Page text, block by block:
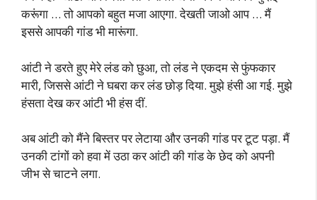
करूंगा … तो आपको बहुत मजा आएगा. देखती जाओ आप … मैं
इससे आपकी गांड भी मारूंगा.
आंटी ने डरते हुए मेरे लंड को छुआ, तो लंड ने एकदम से फुंफकार
मारी, जिससे आंटी ने घबरा कर लंड छोड़ दिया. मुझे हंसी आ गई. मुझे
हंसता देख कर आंटी भी हंस दीं.
अब आंटी को मैंने बिस्तर पर लेटाया और उनकी गांड पर टूट पड़ा. मैं
उनकी टांगों को हवा में उठा कर आंटी की गांड के छेद को अपनी
जीभ से चाटने लगा.